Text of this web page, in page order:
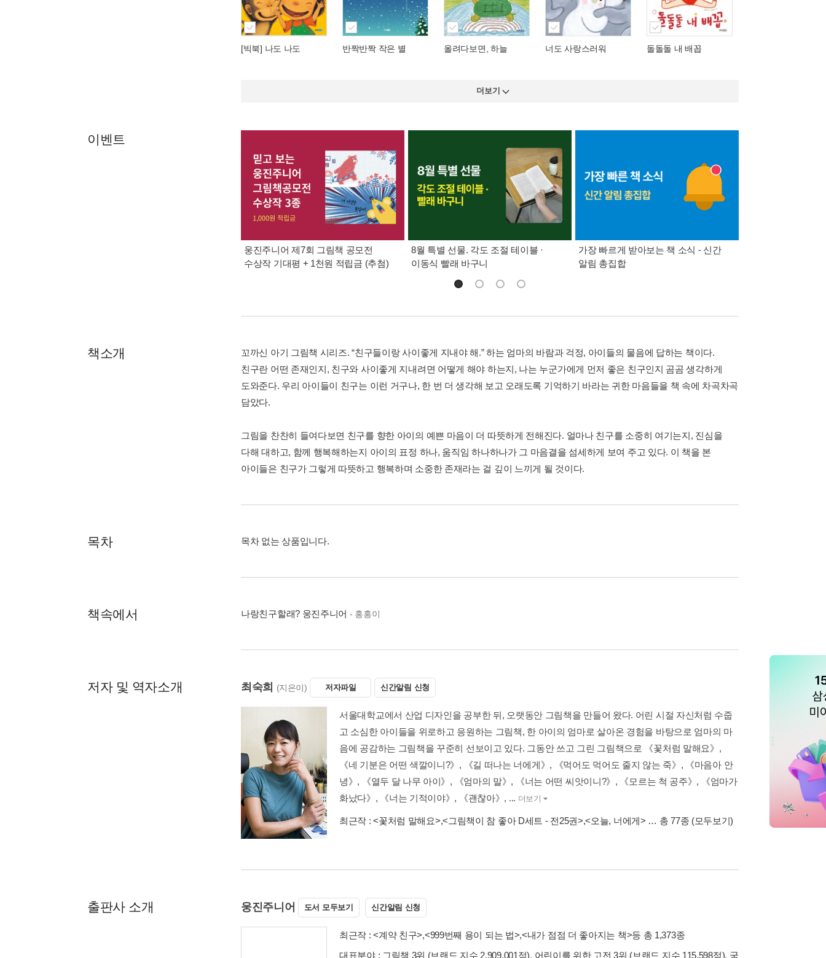
[빅북] 나도 나도 반짝반짝 작은 별 올려다보면, 하늘 너도 사랑스러워 돌돌돌 내 배꼽
더보기
이벤트
웅진주니어 제7회 그림책 공모전
수상작 기대평 + 1천원 적립금 (추첨)
8월 특별 선물. 각도 조절 테이블 ·
이동식 빨래 바구니
가장 빠르게 받아보는 책 소식 - 신간
알림 총집합
책소개
꼬까신 아기 그림책 시리즈. “친구들이랑 사이좋게 지내야 해.” 하는 엄마의 바람과 걱정, 아이들의 물음에 답하는 책이다.
친구란 어떤 존재인지, 친구와 사이좋게 지내려면 어떻게 해야 하는지, 나는 누군가에게 먼저 좋은 친구인지 곰곰 생각하게
도와준다. 우리 아이들이 친구는 이런 거구나, 한 번 더 생각해 보고 오래도록 기억하기 바라는 귀한 마음들을 책 속에 차곡차곡
담았다.
그림을 찬찬히 들여다보면 친구를 향한 아이의 예쁜 마음이 더 따뜻하게 전해진다. 얼마나 친구를 소중히 여기는지, 진심을
다해 대하고, 함께 행복해하는지 아이의 표정 하나, 움직임 하나하나가 그 마음결을 섬세하게 보여 주고 있다. 이 책을 본
아이들은 친구가 그렇게 따뜻하고 행복하며 소중한 존재라는 걸 깊이 느끼게 될 것이다.
목차 목차 없는 상품입니다.
책속에서 나랑친구할래? 웅진주니어 - 홍홍이
저자 및 역자소개 최숙희 (지은이) 저자파일 신간알림 신청
서울대학교에서 산업 디자인을 공부한 뒤, 오랫동안 그림책을 만들어 왔다. 어린 시절 자신처럼 수줍
고 소심한 아이들을 위로하고 응원하는 그림책, 한 아이의 엄마로 살아온 경험을 바탕으로 엄마의 마
음에 공감하는 그림책을 꾸준히 선보이고 있다. 그동안 쓰고 그린 그림책으로 《꽃처럼 말해요》,
《네 기분은 어떤 색깔이니?》, 《길 떠나는 너에게》, 《먹어도 먹어도 줄지 않는 죽》, 《마음아 안
녕》, 《열두 달 나무 아이》, 《엄마의 말》, 《너는 어떤 씨앗이니?》, 《모르는 척 공주》, 《엄마가
화났다》, 《너는 기적이야》, 《괜찮아》, ... 더보기
최근작 :<꽃처럼 말해요>,<그림책이 참 좋아 D세트 - 전25권>,<오늘, 너에게> … 총 77종 (모두보기)
출판사 소개 웅진주니어 도서 모두보기 신간알림 신청
최근작 :<계약 친구>,<999번째 용이 되는 법>,<내가 점점 더 좋아지는 책>등 총 1,373종
대표분야 : 그림책 3위 (브랜드 지수 2,909,001점), 어린이를 위한 고전 3위 (브랜드 지수 115,598점), 국